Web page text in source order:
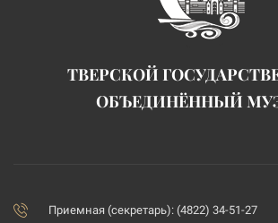
ТВЕРСКОЙ
ОБЪЕДИНЁННЫЙ
Приемная (секретарь): (4822) 34-51-27